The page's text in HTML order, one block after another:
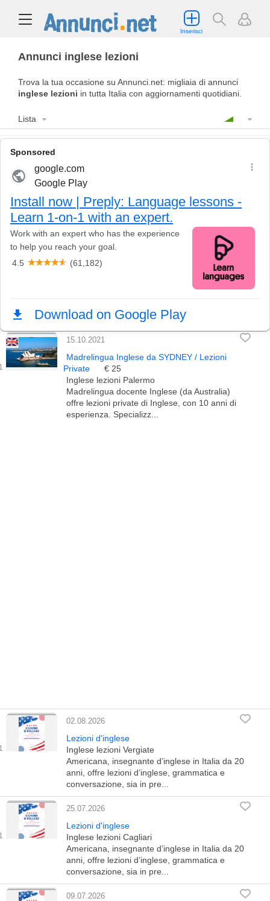
Inserisci
Annunci inglese lezioni
Trova la tua occasione su Annunci.net: migliaia di annunci
inglese lezioni in tutta Italia con aggiornamenti quotidiani.
Lista
15.10.2021
Madrelingua Inglese da SYDNEY / Lezioni
Private
€ 25
Inglese lezioni Palermo
Madrelingua docente Inglese (da Australia)
offre lezioni private di Inglese, con 10 anni di
esperienza. Specializz...
02.08.2026
Lezioni d'inglese
Inglese lezioni Vergiate
Americana, insegnante d’inglese in Italia da 20
anni, offre lezioni d’inglese, grammatica e
conversazione, sia in pre...
25.07.2026
Lezioni d'inglese
Inglese lezioni Cagliari
Americana, insegnante d’inglese in Italia da 20
anni, offre lezioni d’inglese, grammatica e
conversazione, sia in pre...
09.07.2026